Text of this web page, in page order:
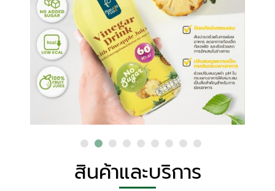
สินค้าและบริการ